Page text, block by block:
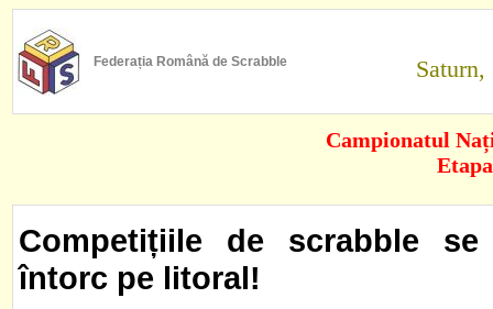
Federația Română de Scrabble
Campionatul
Competițiile de scrabble se
întorc pe litoral!